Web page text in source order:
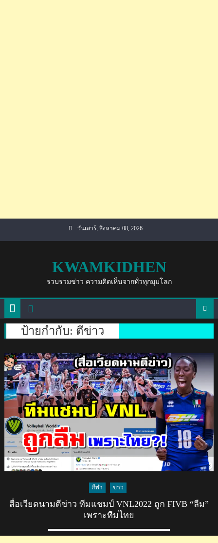
วันเสาร์, สิงหาคม 08, 2026
KWAMKIDHEN
รวบรวมข่าว ความคิดเห็นจากทั่วทุกมุมโลก
ป้ายกำกับ: ตีข่าว
กีฬา ข่าว
สื่อเวียดนามตีข่าว ทีมแชมป์ VNL2022 ถูก FIVB “ลืม”
เพราะทีมไทย